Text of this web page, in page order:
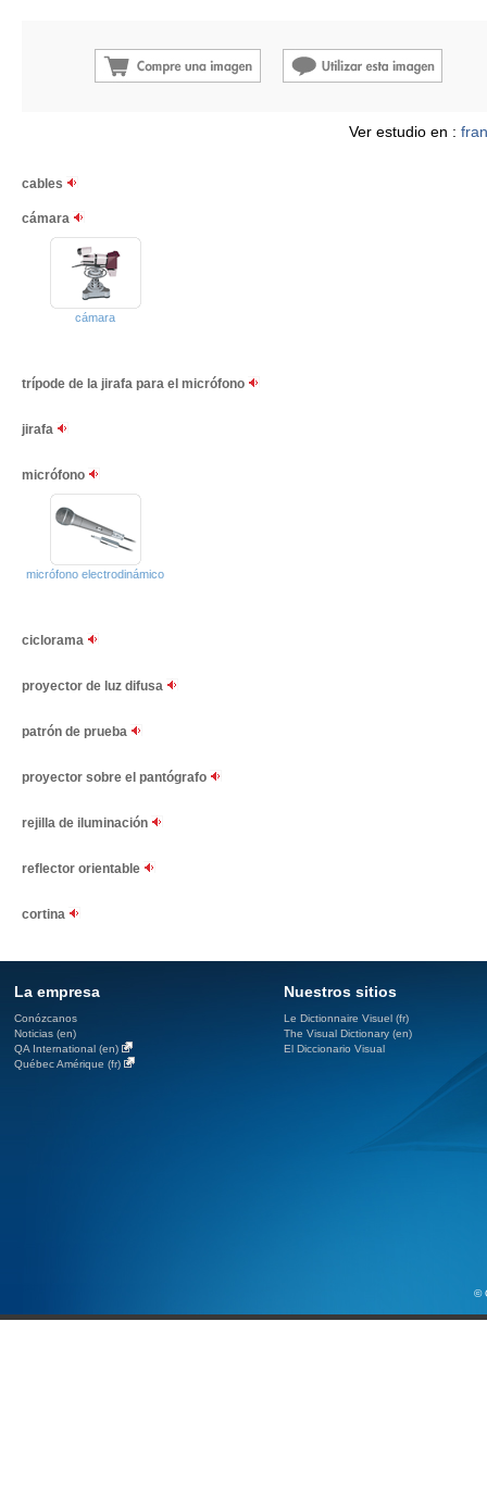
Ver estudio en :
cables
cámara
cámara
trípode de la jirafa para el micrófono
jirafa
micrófono
micrófono electrodinámico
ciclorama
proyector de luz difusa
patrón de prueba
proyector sobre el pantógrafo
rejilla de iluminación
reflector orientable
cortina
La empresa
Conózcanos
Noticias (en)
QA International (en)
Québec Amérique (fr)
Nuestros sitios
Le Dictionnaire Visuel (fr)
The Visual Dictionary (en)
El Diccionario Visual
©